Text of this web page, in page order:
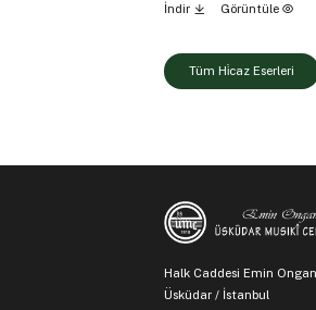
İndir Görüntüle
Tüm Hi̇caz Eserleri
Halk Caddesi Emin
Üsküdar / İstanbul